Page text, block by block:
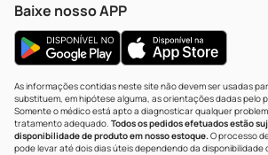
Baixe nosso APP
As informações contidas neste site não devem ser usadas
substituem, em hipótese alguma, as orientações dadas pelo
Somente o médico está apto a diagnosticar qualquer
tratamento adequado. Todos os pedidos efetuados estão
disponibilidade de produto em nosso estoque.O processo
pode levar até dois dias úteis dependendo da disponibilidade